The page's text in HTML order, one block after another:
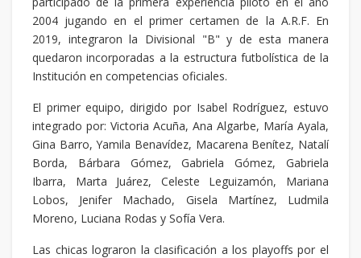
2004 jugando en el primer certamen de la A.R.F. En
2019, integraron la Divisional "B" y de esta manera
quedaron incorporadas a la estructura futbolística de la
Institución en competencias oficiales.
El primer equipo, dirigido por Isabel Rodríguez, estuvo
integrado por: Victoria Acuña, Ana Algarbe, María Ayala,
Gina Barro, Yamila Benavídez, Macarena Benítez, Natalí
Borda, Bárbara Gómez, Gabriela Gómez, Gabriela
Ibarra, Marta Juárez, Celeste Leguizamón, Mariana
Lobos, Jenifer Machado, Gisela Martínez, Ludmila
Moreno, Luciana Rodas y Sofía Vera.
Las chicas lograron la clasificación a los playoffs por el